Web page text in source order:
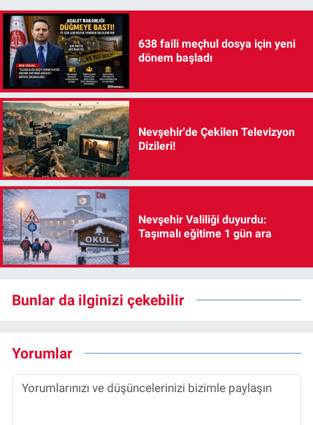
638 faili meçhul dosya için yeni
dönem başladı
Nevşehir'de Çekilen Televizyon
Dizileri!
Nevşehir Valiliği duyurdu:
Taşımalı eğitime 1 gün ara
Bunlar da ilginizi çekebilir
Yorumlar